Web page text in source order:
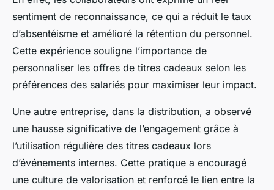
sentiment de reconnaissance, ce qui a réduit le taux
d’absentéisme et amélioré la rétention du personnel.
Cette expérience souligne l’importance de
personnaliser les offres de titres cadeaux selon les
préférences des salariés pour maximiser leur impact.
Une autre entreprise, dans la distribution, a observé
une hausse significative de l’engagement grâce à
l’utilisation régulière des titres cadeaux lors
d’événements internes. Cette pratique a encouragé
une culture de valorisation et renforcé le lien entre la